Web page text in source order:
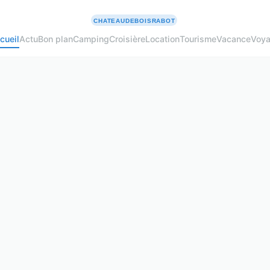
ActuBon planCampingCroisièreLocationTourismeVacance